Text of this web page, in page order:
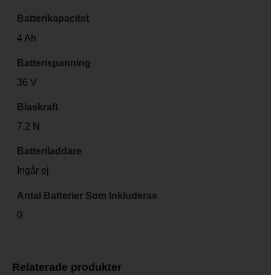
Batterikapacitet
4 Ah
Batterispanning
36 V
Blaskraft
7.2 N
Batteriladdare
Ingår ej
Antal Batterier Som Inkluderas
0
Relaterade produkter